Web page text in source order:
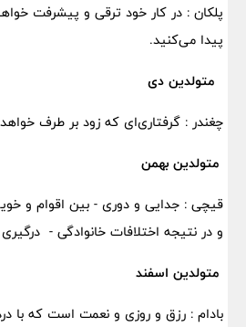
پلکان : در کار خود ترقی و پیشرفت
پیدا می‌کنید.
متولدین دی
چغندر : گرفتاری‌ای که زود بر طرف
متولدین بهمن
قیچی : جدایی و دوری - بین اقوام و
و در نتیجه اختلافات خانوادگی -
متولدین اسفند
بادام : رزق و روزی و نعمت است که با